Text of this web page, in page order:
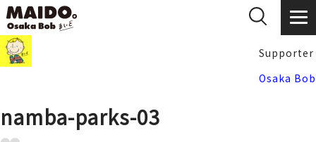
Supporter
Osaka Bob
namba-parks-03